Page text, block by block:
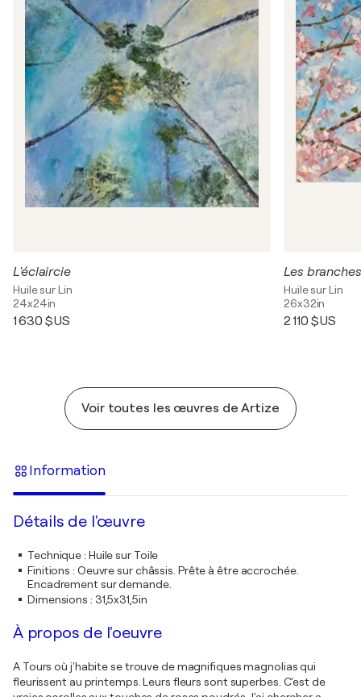
L'éclaircie
Huile sur Lin
24x24in
1 630 $US
Les
Huile sur Lin
26x32in
2 110 $US
Voir toutes les œuvres de Artize
Information
Détails de l'œuvre
Technique: Huile sur Toile
Finitions : Oeuvre sur châssis. Prête à être accrochée.
Encadrement sur demande.
Dimensions : 31,5x31,5in
À propos de l'oeuvre
A Tours où j'habite se trouve de magnifiques magnolias qui
fleurissent au printemps. Leurs fleurs sont superbes. C'est de